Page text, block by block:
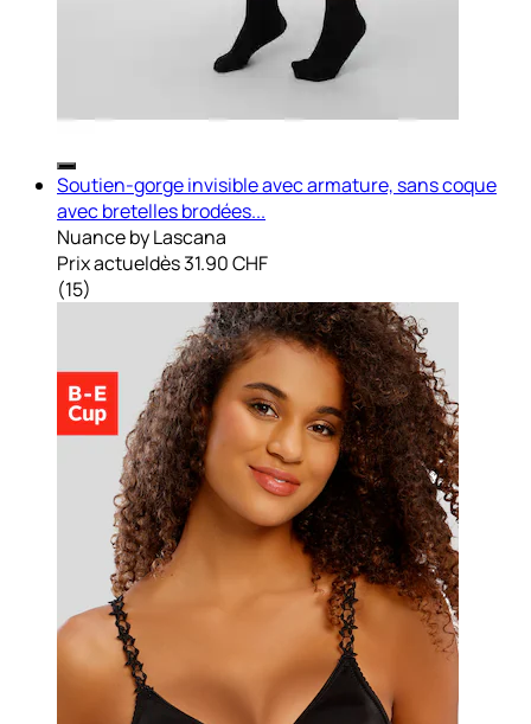
Soutien-gorge invisible avec armature, sans coque
avec bretelles brodées...
Nuance by Lascana
Prix actueldès31.90 CHF
(15)